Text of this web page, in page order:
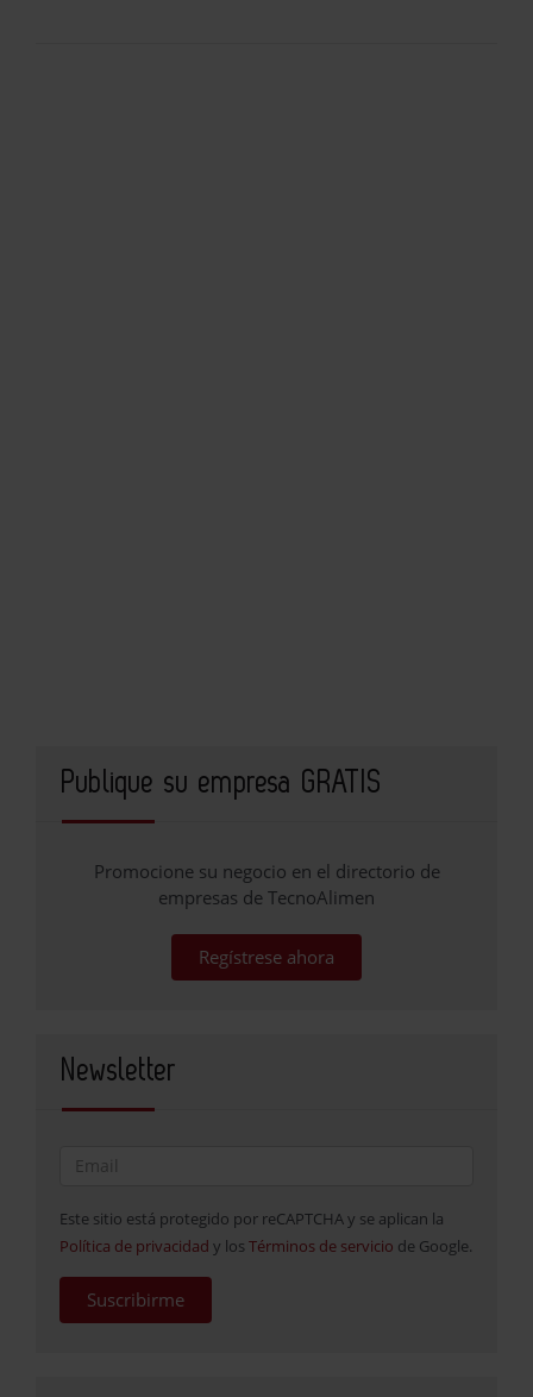
Publique su empresa GRATIS
Promocione su negocio en el directorio de
empresas de TecnoAlimen
Regístrese ahora
Newsletter
Este sitio está protegido por reCAPTCHA y se aplican la
Política de privacidad y los Términos de servicio de Google.
Suscribirme